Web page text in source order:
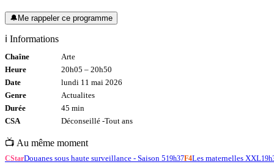
🔔Me rappeler ce programme
ℹ️ Informations
Chaîne
Arte
Heure
20h05 – 20h50
Date
lundi 11 mai 2026
Genre
Actualites
Durée
45 min
CSA
Déconseillé -Tout ans
📺 Au même moment
CStarDouanes sous haute surveillance - Saison 519h37F4Les maternelles XXL